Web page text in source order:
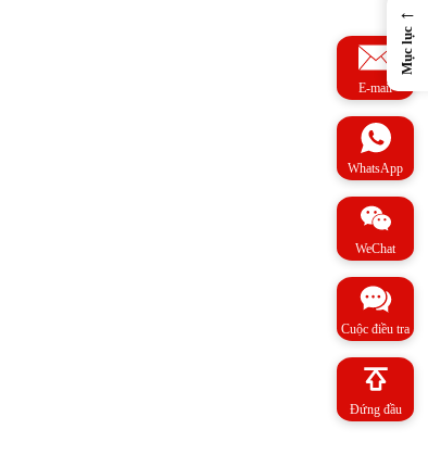
E-mail
WhatsApp
WeChat
Cuộc điều tra
Đứng đầu
←
Mục lục